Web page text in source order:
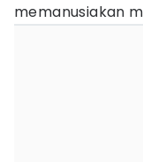
memanusiakan